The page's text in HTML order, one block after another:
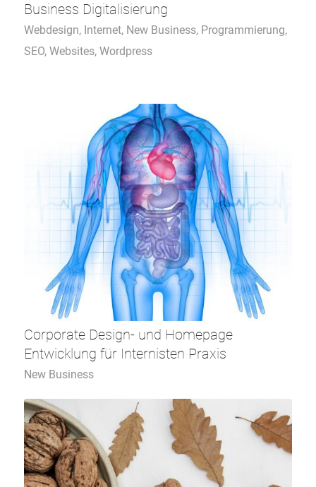
Business Digitalisierung
Webdesign, Internet, New Business, Programmierung,
SEO, Websites, Wordpress
Corporate Design- und Homepage
Entwicklung für Internisten Praxis
New Business